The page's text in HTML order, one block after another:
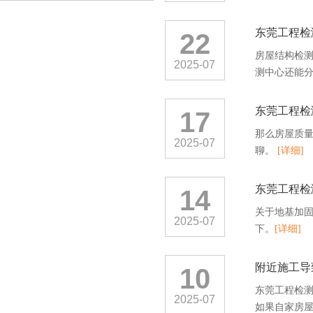
22
2025-07
东莞工程
房屋结构检
测中心还能
17
2025-07
东莞工程
那么房屋质
聊。
[详细]
14
2025-07
东莞工程
关于地基加
下。
[详细]
10
2025-07
附近施工
东莞工程检
如果自家房